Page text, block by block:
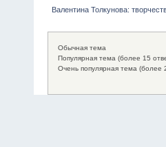
Валентина Толкунова:
Обычная тема
Популярная тема (более 15
Очень популярная тема (более